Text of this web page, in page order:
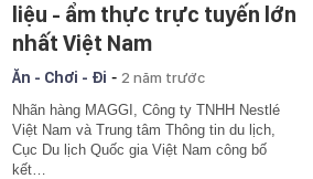
liệu - ẩm thực trực tuyến lớn
nhất Việt Nam
Ăn - Chơi - Đi - 2 năm trước
Nhãn hàng MAGGI, Công ty TNHH Nestlé
Việt Nam và Trung tâm Thông tin du lịch,
Cục Du lịch Quốc gia Việt Nam công bố
kết…